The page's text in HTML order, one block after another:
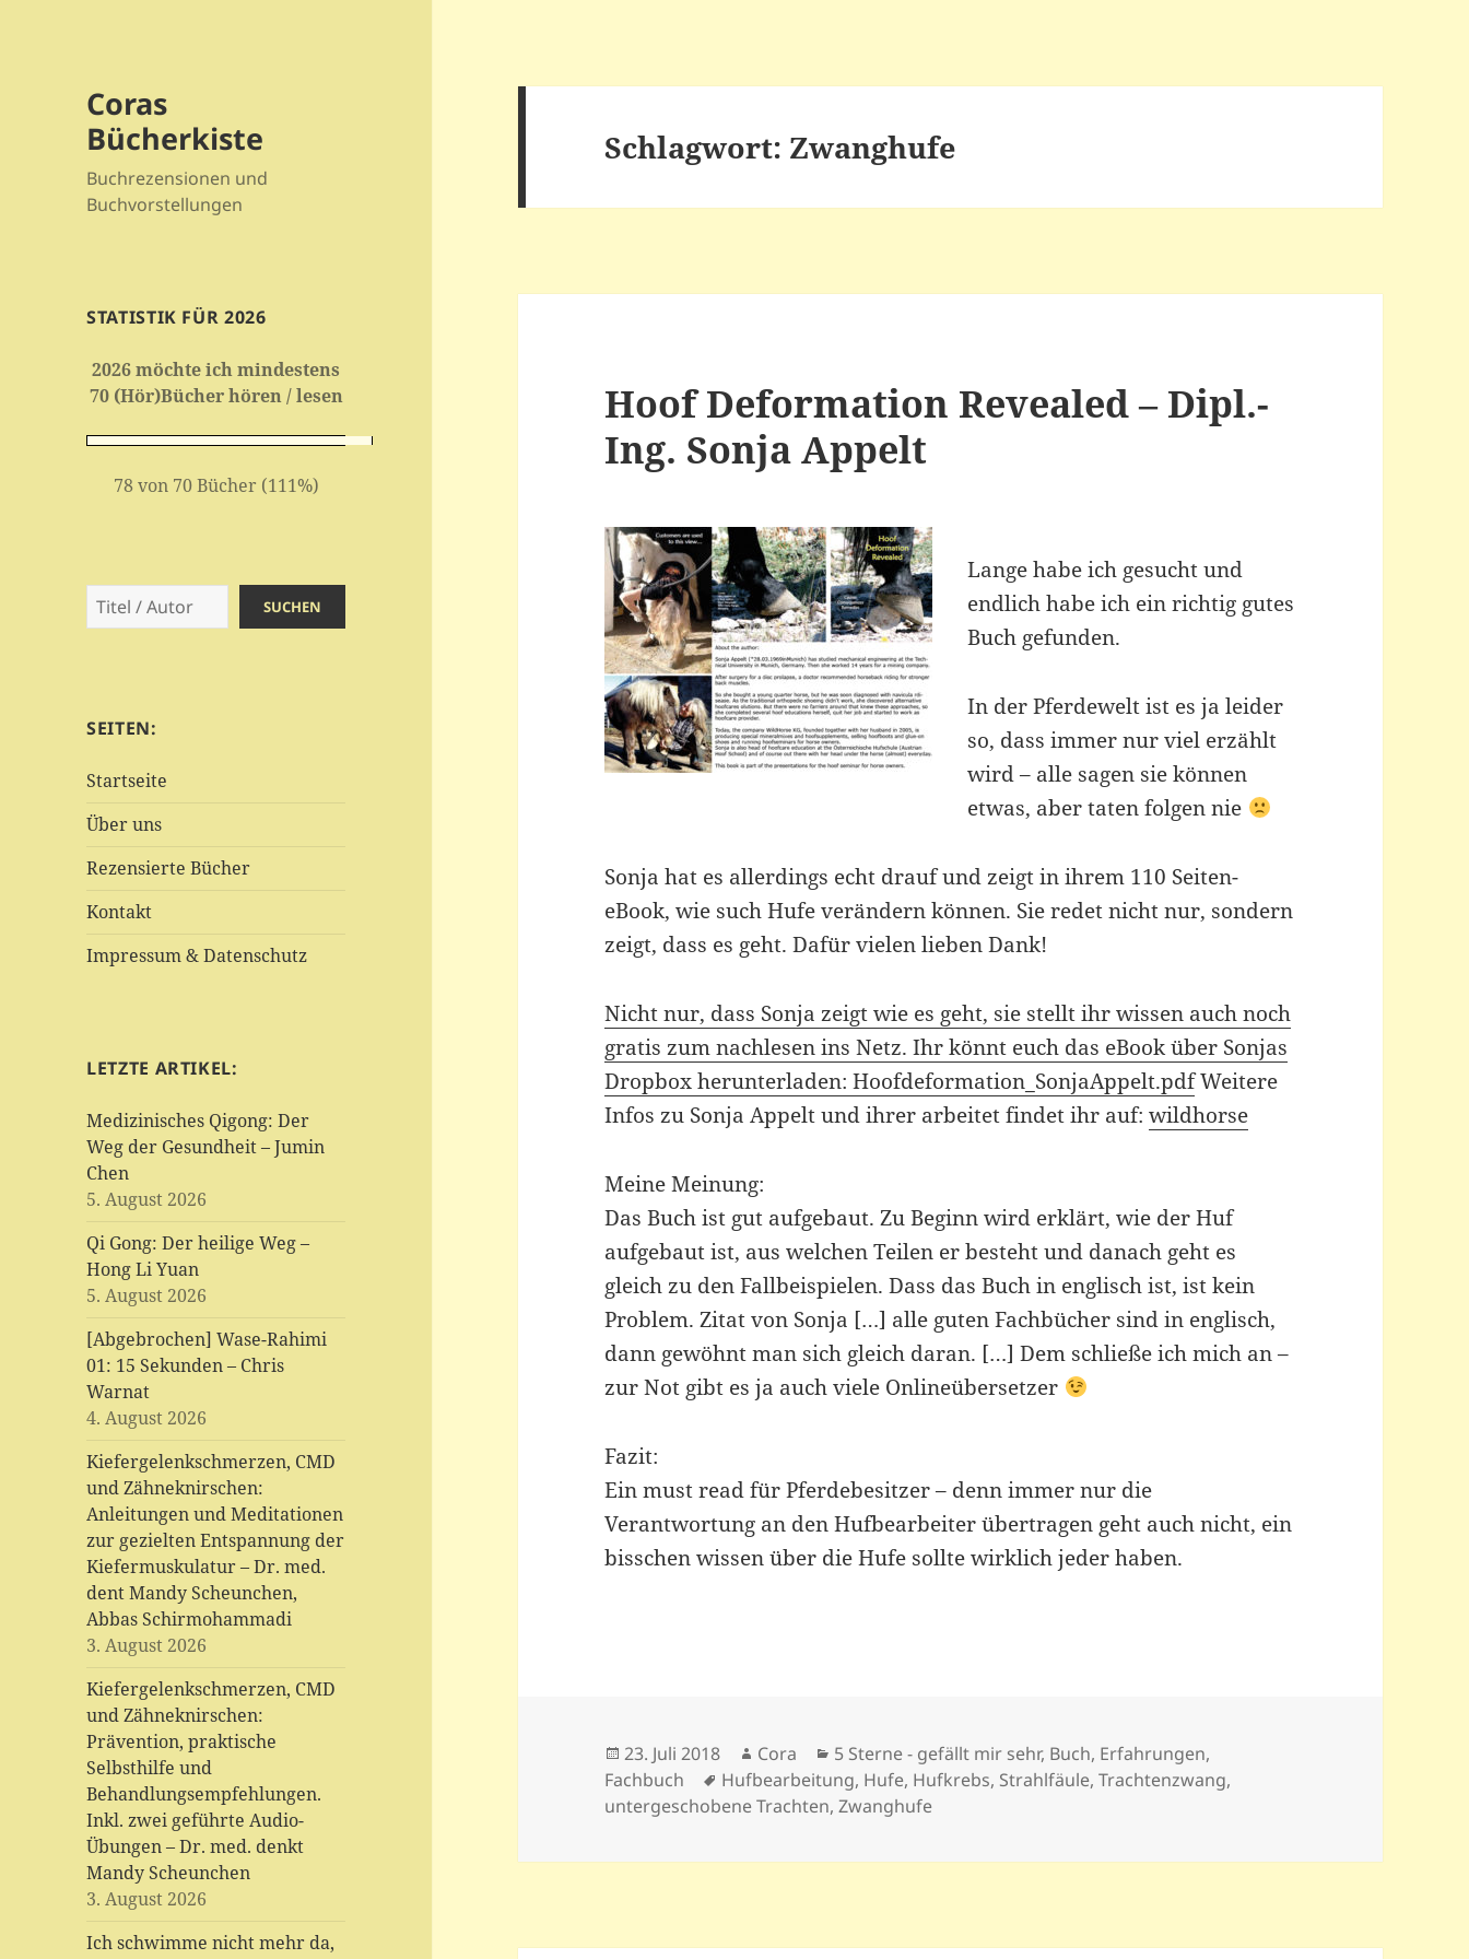
Coras
Bücherkiste
Buchrezensionen und
Buchvorstellungen
STATISTIK FÜR 2026
2026 möchte ich mindestens
70 (Hör)Bücher hören / lesen
78 von 70 Bücher (111%)
Suchen SUCHEN
SEITEN:
Startseite
Über uns
Rezensierte Bücher
Kontakt
Impressum & Datenschutz
LETZTE ARTIKEL:
Medizinisches Qigong: Der
Weg der Gesundheit – Jumin
Chen
5. August 2026
Qi Gong: Der heilige Weg –
Hong Li Yuan
5. August 2026
[Abgebrochen] Wase-Rahimi
01: 15 Sekunden – Chris
Warnat
4. August 2026
Kiefergelenkschmerzen, CMD
und Zähneknirschen:
Anleitungen und Meditationen
zur gezielten Entspannung der
Kiefermuskulatur – Dr. med.
dent Mandy Scheunchen,
Abbas Schirmohammadi
3. August 2026
Kiefergelenkschmerzen, CMD
und Zähneknirschen:
Prävention, praktische
Selbsthilfe und
Behandlungsempfehlungen.
Inkl. zwei geführte Audio-
Übungen – Dr. med. denkt
Mandy Scheunchen
3. August 2026
Ich schwimme nicht mehr da,
Schlagwort: Zwanghufe
Hoof Deformation Revealed – Dipl.-
Ing. Sonja Appelt
Lange habe ich gesucht und
endlich habe ich ein richtig gutes
Buch gefunden.
In der Pferdewelt ist es ja leider
so, dass immer nur viel erzählt
wird – alle sagen sie können
etwas, aber taten folgen nie
Sonja hat es allerdings echt drauf und zeigt in ihrem 110 Seiten-
eBook, wie such Hufe verändern können. Sie redet nicht nur, sondern
zeigt, dass es geht. Dafür vielen lieben Dank!
Nicht nur, dass Sonja zeigt wie es geht, sie stellt ihr wissen auch noch
gratis zum nachlesen ins Netz. Ihr könnt euch das eBook über Sonjas
Dropbox herunterladen:Hoofdeformation_SonjaAppelt.pdfWeitere
Infos zu Sonja Appelt und ihrer arbeitet findet ihr auf:wildhorse
Meine Meinung:
Das Buch ist gut aufgebaut. Zu Beginn wird erklärt, wie der Huf
aufgebaut ist, aus welchen Teilen er besteht und danach geht es
gleich zu den Fallbeispielen. Dass das Buch in englisch ist, ist kein
Problem. Zitat von Sonja […] alle guten Fachbücher sind in englisch,
dann gewöhnt man sich gleich daran. […] Dem schließe ich mich an –
zur Not gibt es ja auch viele Onlineübersetzer
Fazit:
Ein must read für Pferdebesitzer – denn immer nur die
Verantwortung an den Hufbearbeiter übertragen geht auch nicht, ein
bisschen wissen über die Hufe sollte wirklich jeder haben.
Veröffentlicht
am
23. Juli 2018 Autor
Cora Kategorien
5 Sterne - gefällt mir sehr, Buch, Erfahrungen,
Fachbuch
Schlagwörter
Hufbearbeitung, Hufe, Hufkrebs, Strahlfäule,Trachtenzwang,
untergeschobene Trachten,Zwanghufe